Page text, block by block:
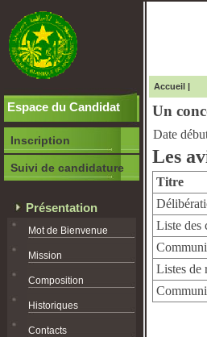
Espace du Candidat
Inscription
Suivi de candidature
Présentation
Mot de Bienvenue
Mission
Composition
Historiques
Contacts
Accueil |
Un
Date
Les
Titre
Liste des
Listes de